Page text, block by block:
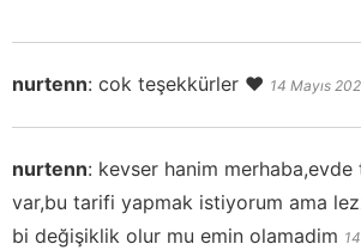
nurtenn: cok teşekkürler ❤️ 14 Mayıs
nurtenn: kevser hanim
var,bu tarifi yapmak istiyorum ama
bi değişiklik olur mu emin olamadim